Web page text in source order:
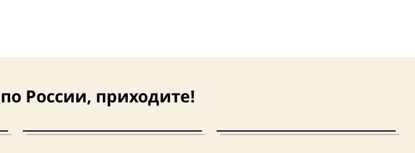
по России, приходите!